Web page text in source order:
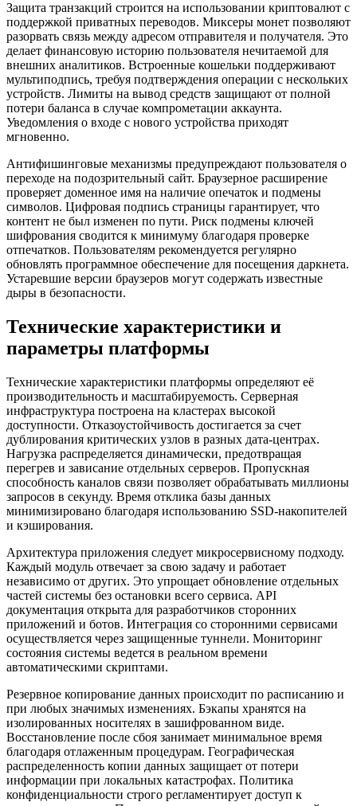
Защита транзакций строится на использовании криптовалют с
поддержкой приватных переводов. Миксеры монет позволяют
разорвать связь между адресом отправителя и получателя. Это
делает финансовую историю пользователя нечитаемой для
внешних аналитиков. Встроенные кошельки поддерживают
мультиподпись, требуя подтверждения операции с нескольких
устройств. Лимиты на вывод средств защищают от полной
потери баланса в случае компрометации аккаунта.
Уведомления о входе с нового устройства приходят
мгновенно.
Антифишинговые механизмы предупреждают пользователя о
переходе на подозрительный сайт. Браузерное расширение
проверяет доменное имя на наличие опечаток и подмены
символов. Цифровая подпись страницы гарантирует, что
контент не был изменен по пути. Риск подмены ключей
шифрования сводится к минимуму благодаря проверке
отпечатков. Пользователям рекомендуется регулярно
обновлять программное обеспечение для посещения даркнета.
Устаревшие версии браузеров могут содержать известные
дыры в безопасности.
Технические характеристики и
параметры платформы
Технические характеристики платформы определяют её
производительность и масштабируемость. Серверная
инфраструктура построена на кластерах высокой
доступности. Отказоустойчивость достигается за счет
дублирования критических узлов в разных дата-центрах.
Нагрузка распределяется динамически, предотвращая
перегрев и зависание отдельных серверов. Пропускная
способность каналов связи позволяет обрабатывать миллионы
запросов в секунду. Время отклика базы данных
минимизировано благодаря использованию SSD-накопителей
и кэширования.
Архитектура приложения следует микросервисному подходу.
Каждый модуль отвечает за свою задачу и работает
независимо от других. Это упрощает обновление отдельных
частей системы без остановки всего сервиса. API
документация открыта для разработчиков сторонних
приложений и ботов. Интеграция со сторонними сервисами
осуществляется через защищенные туннели. Мониторинг
состояния системы ведется в реальном времени
автоматическими скриптами.
Резервное копирование данных происходит по расписанию и
при любых значимых изменениях. Бэкапы хранятся на
изолированных носителях в зашифрованном виде.
Восстановление после сбоя занимает минимальное время
благодаря отлаженным процедурам. Географическая
распределенность копии данных защищает от потери
информации при локальных катастрофах. Политика
конфиденциальности строго регламентирует доступ к